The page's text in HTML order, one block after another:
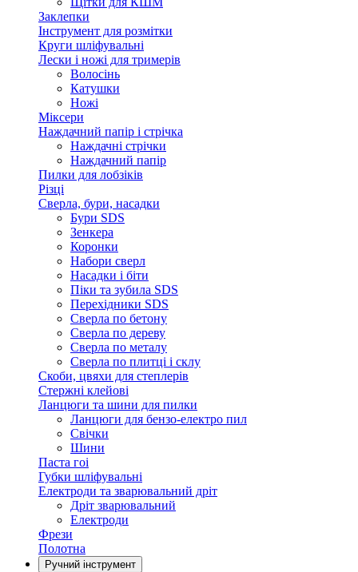
Заклепки
Інструмент для розмітки
Круги шліфувальні
Лески і ножі для тримерів
Волосінь
Катушки
Ножі
Міксери
Наждачний папір і стрічка
Наждачні стрічки
Наждачний папір
Пилки для лобзіків
Різці
Сверла, бури, насадки
Бури SDS
Зенкера
Коронки
Набори сверл
Насадки і біти
Піки та зубила SDS
Перехідники SDS
Сверла по бетону
Сверла по дереву
Сверла по металу
Сверла по плитці і склу
Скоби, цвяхи для степлерів
Стержні клейові
Ланцюги та шини для пилки
Ланцюги для бензо-електро пил
Свічки
Шини
Паста гоі
Губки шліфувальні
Електроди та зварювальний дріт
Дріт зварювальний
Електроди
Фрези
Полотна
Ручний інструмент